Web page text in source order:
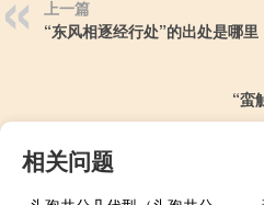
上一篇
“东风相逐经行处”的出处是哪里
“蛮
相关问题